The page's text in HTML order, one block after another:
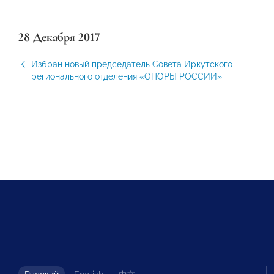
28 Декабря 2017
Избран новый председатель Совета Иркутского
регионального отделения «ОПОРЫ РОССИИ»